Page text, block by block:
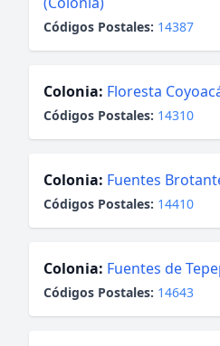
Códigos Postales: 14387
Colonia: Floresta
Códigos Postales: 14310
Colonia: Fuentes
Códigos Postales: 14410
Colonia: Fuentes de
Códigos Postales: 14643